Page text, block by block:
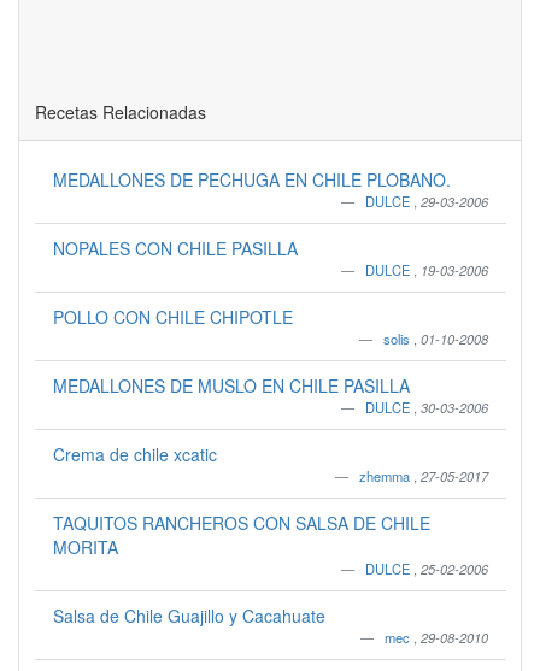
Recetas Relacionadas
MEDALLONES DE PECHUGA EN CHILE PLOBANO.
DULCE 29-03-2006
NOPALES CON CHILE PASILLA
DULCE 19-03-2006
POLLO CON CHILE CHIPOTLE
solis 01-10-2008
MEDALLONES DE MUSLO EN CHILE PASILLA
DULCE 30-03-2006
Crema de chile xcatic
zhemma 27-05-2017
TAQUITOS RANCHEROS CON SALSA DE CHILE
MORITA
DULCE 25-02-2006
Salsa de Chile Guajillo y Cacahuate
mec 29-08-2010